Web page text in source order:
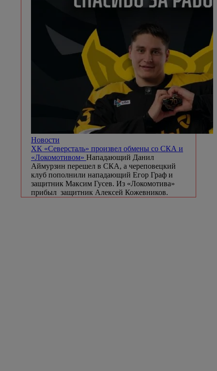
Новости
️ХК «Северсталь» произвел обмены со СКА и
«Локомотивом» Нападающий Данил
Аймурзин перешел в СКА, а череповецкий
клуб пополнили нападающий Егор Граф и
защитник Максим Гусев. Из «Локомотива»
прибыл ️ защитник Алексей Кожевников.